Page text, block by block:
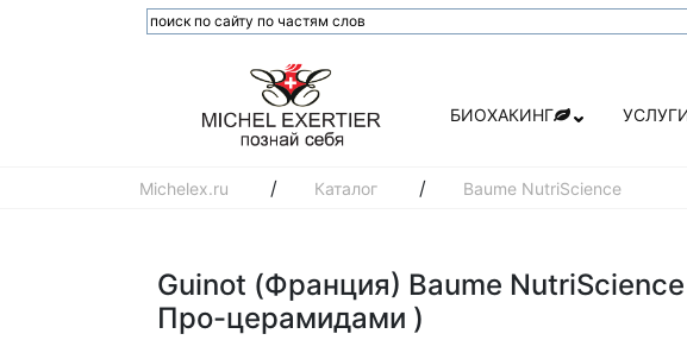
БИОХАКИНГ
Michelex.ru / Каталог / Baume NutriScience
Guinot (Франция) Baume
Про-церамидами )